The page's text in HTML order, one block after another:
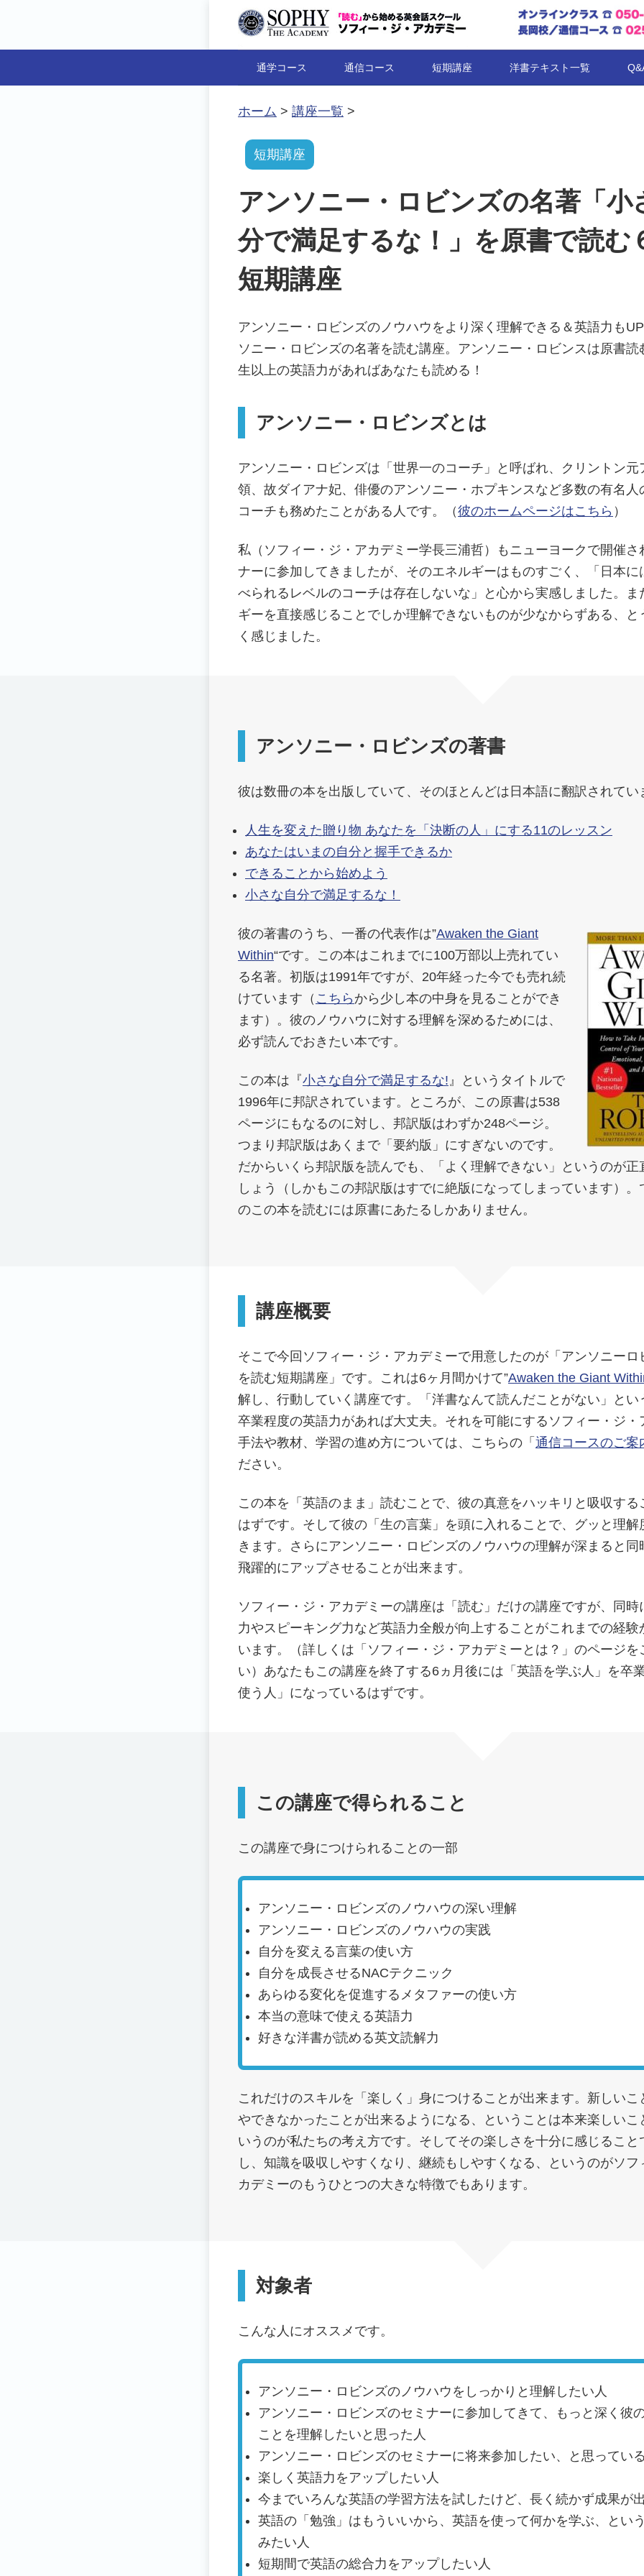
通学コース 通信コース 短期講座 洋書テキスト一覧
ホーム > 講座一覧 >
短期講座
アンソニー・ロビンズの名著「小
分で満足するな！」を原書で読む
短期講座
アンソニー・ロビンズのノウハウをより深く理解できる＆英語力も
ソニー・ロビンズの名著を読む講座。アンソニー・ロビンスは原書読
生以上の英語力があればあなたも読める！
アンソニー・ロビンズとは
アンソニー・ロビンズは「世界一のコーチ」と呼ばれ、クリントン元
領、故ダイアナ妃、俳優のアンソニー・ホプキンスなど多数の有名人
コーチも務めたことがある人です。（彼のホームページはこちら ）
私（ソフィー・ジ・アカデミー学長三浦哲）もニューヨークで開催さ
ナーに参加してきましたが、そのエネルギーはものすごく、「日本に
べられるレベルのコーチは存在しないな」と心から実感しました。ま
ギーを直接感じることでしか理解できないものが少なからずある、と
く感じました。
アンソニー・ロビンズの著書
彼は数冊の本を出版していて、そのほとんどは日本語に翻訳されてい
人生を変えた贈り物 あなたを「決断の人」にする11のレッスン
あなたはいまの自分と握手できるか
できることから始めよう
小さな自分で満足するな！
彼の著書のうち、一番の代表作は”Awaken the Giant
Within“です。この本はこれまでに100万部以上売れてい
る名著。初版は1991年ですが、20年経った今でも売れ続
けています（ こちら から少し本の中身を見ることができ
ます）。彼のノウハウに対する理解を深めるためには、
必ず読んでおきたい本です。
この本は『小さな自分で満足するな!』というタイトルで
1996年に邦訳されています。ところが、この原書は538
ページにもなるのに対し、邦訳版はわずか248ページ。
つまり邦訳版はあくまで「要約版」にすぎないのです。
だからいくら邦訳版を読んでも、「よく理解できない」というのが正
しょう（しかもこの邦訳版はすでに絶版になってしまっています）。
のこの本を読むには原書にあたるしかありません。
講座概要
そこで今回ソフィー・ジ・アカデミーで用意したのが「アンソニーロ
を読む短期講座」です。これは6ヶ月間かけて”Awaken the Giant
解し、行動していく講座です。「洋書なんて読んだことがない」とい
卒業程度の英語力があれば大丈夫。それを可能にするソフィー・ジ・
手法や教材、学習の進め方については、こちらの「 通信コースのご案
ださい。
この本を「英語のまま」読むことで、彼の真意をハッキリと吸収する
はずです。そして彼の「生の言葉」を頭に入れることで、グッと理解
きます。さらにアンソニー・ロビンズのノウハウの理解が深まると同
飛躍的にアップさせることが出来ます。
ソフィー・ジ・アカデミーの講座は「読む」だけの講座ですが、同時
力やスピーキング力など英語力全般が向上することがこれまでの経験
います。（詳しくは「ソフィー・ジ・アカデミーとは？」のページを
い）あなたもこの講座を終了する6ヵ月後には「英語を学ぶ人」を卒
使う人」になっているはずです。
この講座で得られること
この講座で身につけられることの一部
アンソニー・ロビンズのノウハウの深い理解
アンソニー・ロビンズのノウハウの実践
自分を変える言葉の使い方
自分を成長させるNACテクニック
あらゆる変化を促進するメタファーの使い方
本当の意味で使える英語力
好きな洋書が読める英文読解力
これだけのスキルを「楽しく」身につけることが出来ます。新しいこ
やできなかったことが出来るようになる、ということは本来楽しいこ
いうのが私たちの考え方です。そしてその楽しさを十分に感じること
し、知識を吸収しやすくなり、継続もしやすくなる、というのがソフ
カデミーのもうひとつの大きな特徴でもあります。
対象者
こんな人にオススメです。
アンソニー・ロビンズのノウハウをしっかりと理解したい人
アンソニー・ロビンズのセミナーに参加してきて、もっと深く彼
ことを理解したいと思った人
アンソニー・ロビンズのセミナーに将来参加したい、と思ってい
楽しく英語力をアップしたい人
今までいろんな英語の学習方法を試したけど、長く続かず成果が
英語の「勉強」はもういいから、英語を使って何かを学ぶ、とい
みたい人
短期間で英語の総合力をアップしたい人